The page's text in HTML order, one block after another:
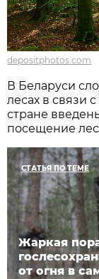
depositphotos.com
В Беларуси
лесах в связи
стране
посещение
СТАТЬЯ ПО ТЕМЕ
Жаркая
от огня в